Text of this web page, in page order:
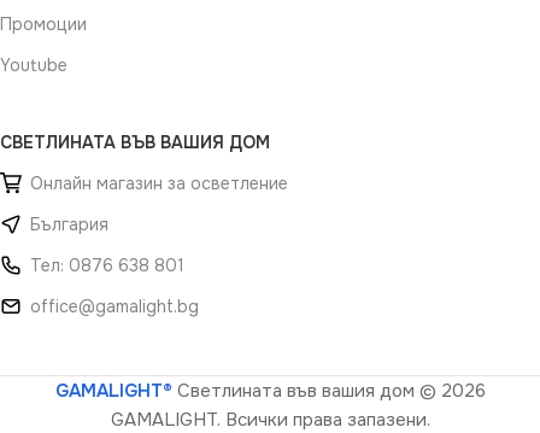
Промоции
Youtube
СВЕТЛИНАТА ВЪВ ВАШИЯ ДОМ
Онлайн магазин за осветление
България
Тел: 0876 638 801
office@gamalight.bg
GAMALIGHT® Светлината във вашия дом © 2026
GAMALIGHT. Всички права запазени.